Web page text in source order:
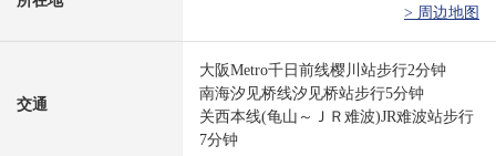
> 周边地图
交通
大阪Metro千日前线樱川站步行2分钟
南海汐见桥线汐见桥站步行5分钟
关西本线(龟山～ＪＲ难波)JR难波站步行
7分钟